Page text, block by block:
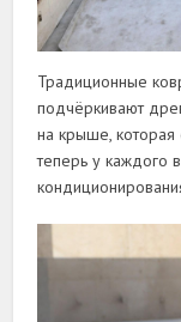
Традиционные
подчёркивают
на крыше, которая
теперь у каждого